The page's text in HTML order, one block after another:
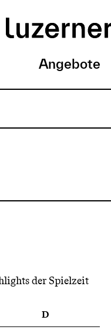
Angebote
der Spielzeit
D